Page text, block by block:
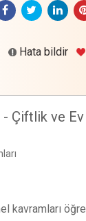
Hata bildir
- Çiftlik ve
kavramları